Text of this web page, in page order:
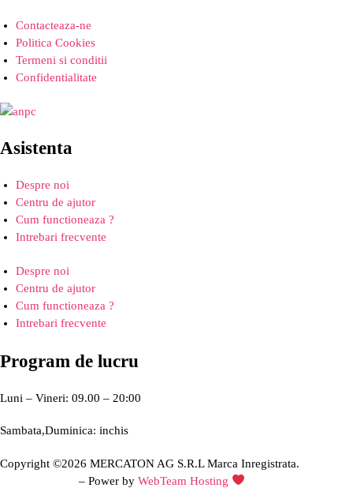
Contacteaza-ne
Politica Cookies
Termeni si conditii
Confidentialitate
Asistenta
Despre noi
Centru de ajutor
Cum functioneaza ?
Intrebari frecvente
Despre noi
Centru de ajutor
Cum functioneaza ?
Intrebari frecvente
Program de lucru
Luni – Vineri: 09.00 – 20:00
Sambata,Duminica: inchis
Copyright ©2026 MERCATON AG S.R.L Marca Inregistrata.
– Power by WebTeam Hosting